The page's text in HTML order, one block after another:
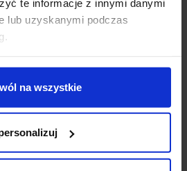
te informacje z innymi danymi
lub uzyskanymi podczas
na wszystkie
czarny/miedź oraz